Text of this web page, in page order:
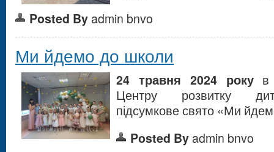
Posted By admin bnvo
Ми йдемо до школи
24 травня 2024 рокув
Центру розвитку
підсумкове свято «Ми
Posted By admin bnvo